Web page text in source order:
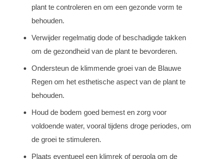
plant te controleren en om een gezonde vorm te
behouden.
Verwijder regelmatig dode of beschadigde takken
om de gezondheid van de plant te bevorderen.
Ondersteun de klimmende groei van de Blauwe
Regen om het esthetische aspect van de plant te
behouden.
Houd de bodem goed bemest en zorg voor
voldoende water, vooral tijdens droge periodes, om
de groei te stimuleren.
Plaats eventueel een klimrek of pergola om de